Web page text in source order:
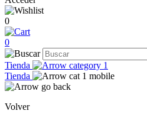
0
0
Tienda
Tienda
Volver